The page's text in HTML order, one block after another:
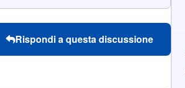
Rispondi a questa discussione